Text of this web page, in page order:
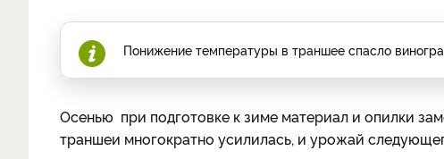
Понижение температуры в траншее спасло
Осенью при подготовке к зиме материал и опилки
траншеи многократно усилилась, и урожай